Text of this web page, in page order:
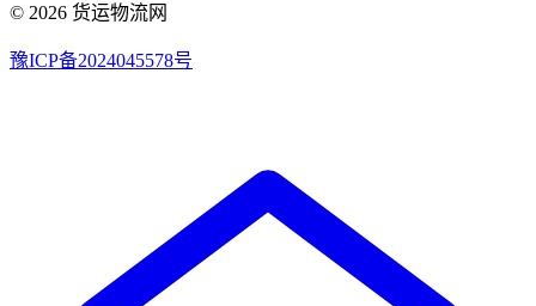
© 2026 货运物流网
豫ICP备2024045578号